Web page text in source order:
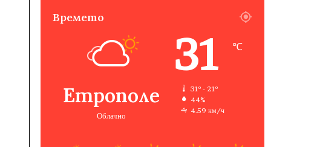
Времето
Етрополе
Облачно
31 ℃
31º - 21º
44%
4.59 км/ч